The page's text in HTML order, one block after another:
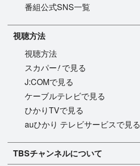
番組公式SNS一覧
視聴方法
視聴方法
スカパー!で見る
J:COMで見る
ケーブルテレビで見る
ひかりTVで見る
auひかり テレビサービスで見る
TBSチャンネル1
TBSチャンネル2
TBSチャンネルについて